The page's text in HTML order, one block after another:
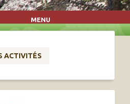
MENU
ACTIVITÉS